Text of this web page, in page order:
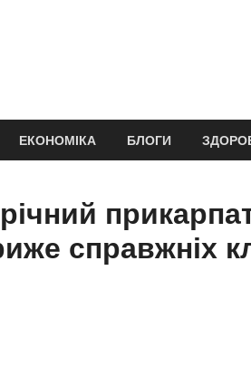
ЕКОНОМІКА БЛОГИ
справжніх